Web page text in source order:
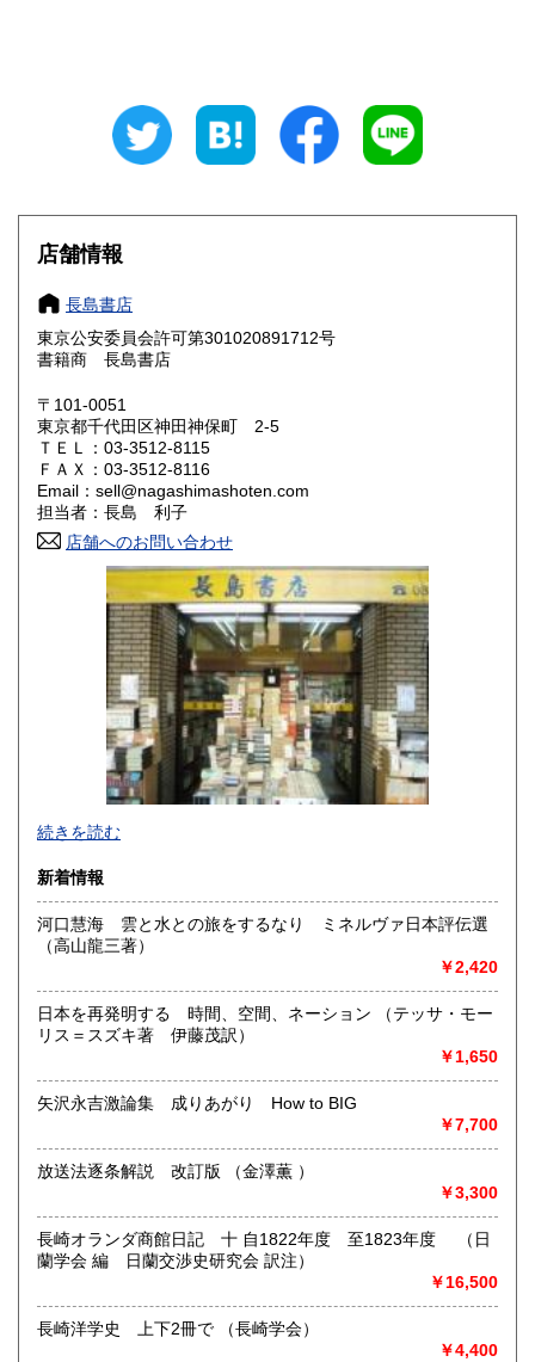
600円 静岡県
奈良県 600円 和歌山県
岡山県 600円
山口県 600円 徳島県
香川県 600円
600円 福岡県
600円 長崎県
600円 大分県
600円 鹿児島県
600円
店舗情報
長島書店
東京公安委員会許可第301020891712号
書籍商 長島書店
〒101-0051
東京都千代田区神田神保町 2-5
ＴＥＬ：03-3512-8115
ＦＡＸ：03-3512-8116
Email：sell@nagashimashoten.com
担当者：長島 利子
店舗へのお問い合わせ
＜神保町店＞は、神田で営業してお陰様で百十余年（創業明
治３５年）書籍雑誌の販売、買入れ、出張での買取を致して
おります。
＜駿河台下店＞は、現在買取専門店としてインターネット
等の通信販売、宅配買取の店として営業致しております
最寄駅：水道橋駅 神保町駅 九段下駅
営業時間：10時30分〜18時
定休日：水曜、日曜、祝日
書籍の買取について
江戸時代〜明治時代の古典籍・和本・全集・哲学書・歴史
画・音楽・江戸東京・古い漫画・昔の漫画・近年の文庫ま
で、幅広い分野で、専門スタッフが直接お伺いし査定・買い
取り扱い分野
総記、哲学宗教、歴史、社会科学、自然科学、美術工芸、国
語国文、外国文学、古典籍、近代文献、趣味、サブカルチャ
ー、古書一般（その他）
続きを読む
新着情報
河口慧海 雲と水との旅をするなり ミネルヴァ日本評伝選
（高山龍三著）
￥2,420
日本を再発明する 時間、空間、ネーション （テッサ・モー
リス＝スズキ著 伊藤茂訳）
￥1,650
矢沢永吉激論集 成りあがり How to BIG
￥7,700
放送法逐条解説 改訂版 （金澤薫 ）
￥3,300
長崎オランダ商館日記 十 自1822年度 至1823年度 （日
蘭学会 編 日蘭交渉史研究会 訳注）
￥16,500
長崎洋学史 上下2冊で （長崎学会）
￥4,400